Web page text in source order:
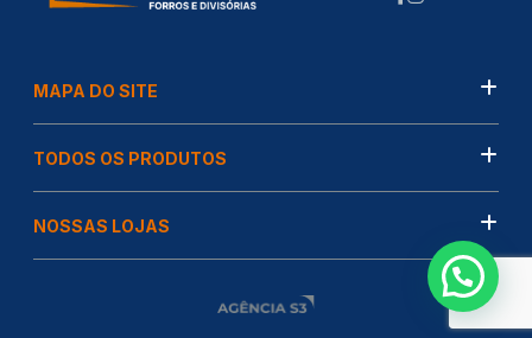
MAPA DO SITE
TODOS OS PRODUTOS
NOSSAS LOJAS